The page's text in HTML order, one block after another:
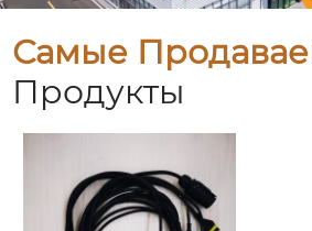
Самые
Продукты